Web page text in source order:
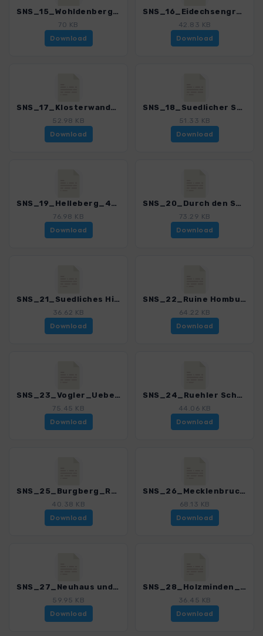
SNS_15_Wohldenberg und Soeder_4552_1.gpx
70 KB
Download
SNS_16_Eidechsengrund_Bodensteiner Klippen_4552_1.gpx
42.83 KB
Download
SNS_17_Klosterwanderweg Lamspringe_Brunshausen_4552_1.gpx
52.98 KB
Download
SNS_18_Suedlicher Sackwald_4552_1.gpx
51.33 KB
Download
SNS_19_Helleberg_4552_1.gpx
76.98 KB
Download
SNS_20_Durch den Selter zur Burg Greene_4552_1.gpx
73.29 KB
Download
SNS_21_Suedliches Hils_4552_1.gpx
36.62 KB
Download
SNS_22_Ruine Homburg_4552_1.gpx
64.22 KB
Download
SNS_23_Vogler_Ueberschreitung_4552_1.gpx
75.45 KB
Download
SNS_24_Ruehler Schweiz_4552_1.gpx
44.06 KB
Download
SNS_25_Burgberg_Runde_4552_1.gpx
40.38 KB
Download
SNS_26_Mecklenbruch_Hellental_4552_1.gpx
68.13 KB
Download
SNS_27_Neuhaus und Silberborn_4552_1.gpx
59.95 KB
Download
SNS_28_Holzminden_Fuerstenberg_4552_1.gpx
36.45 KB
Download